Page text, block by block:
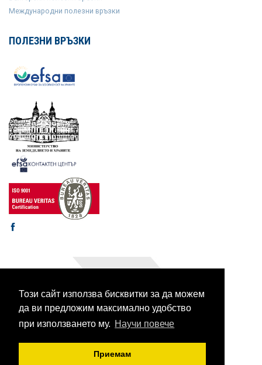
Този сайт използва бисквитки за да можем
да ви предложим максимално удобство
при използването му. Научи повече
Приемам
Международни полезни връзки
ПОЛЕЗНИ ВРЪЗКИ
© 2003-2026 CORHV
Всички права запазени.